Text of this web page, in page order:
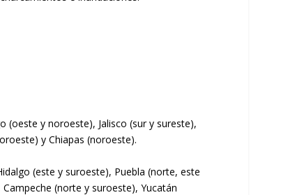
(oeste y noroeste), Jalisco (sur y sureste),
y Chiapas (noroeste).
(este y suroeste), Puebla (norte, este
(norte y suroeste), Yucatán